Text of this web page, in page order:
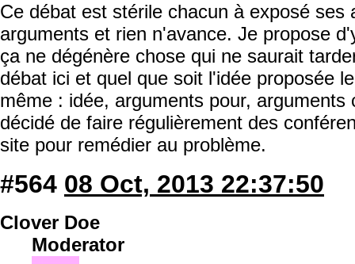
Ce débat est stérile chacun à exposé ses
arguments et rien n'avance. Je propose
ça ne dégénère chose qui ne saurait
débat ici et quel que soit l'idée proposée
même : idée, arguments pour,
décidé de faire régulièrement des
site pour remédier au problème.
#564 08 Oct, 2013 22:37:50
Clover Doe
Moderator